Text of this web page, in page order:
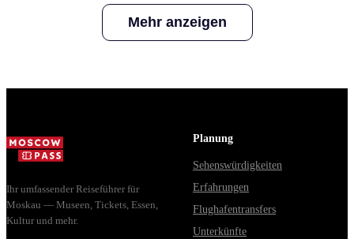
Mehr anzeigen
Ihr umfassender Reiseführer für
Moskau — Museen, Tickets, Essen,
Kultur und mehr.
Planung
Sehenswürdigkeiten
Erfahrungen
Flughafentransfers
Unterkünfte